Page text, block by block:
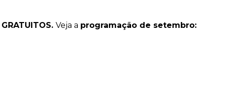
GRATUITOS. Veja a programação de setembro: